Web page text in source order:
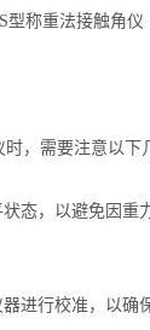
型称重法接触角仪
需要注意以下
，以避免因重
行校准，以确保